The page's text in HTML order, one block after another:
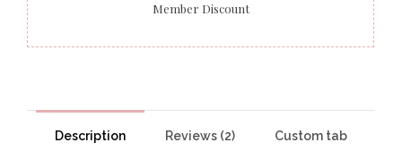
Member Discount
Description Reviews (2) Custom tab